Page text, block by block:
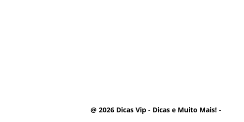
@ 2026 Dicas Vip - Dicas e Muito Mais! -